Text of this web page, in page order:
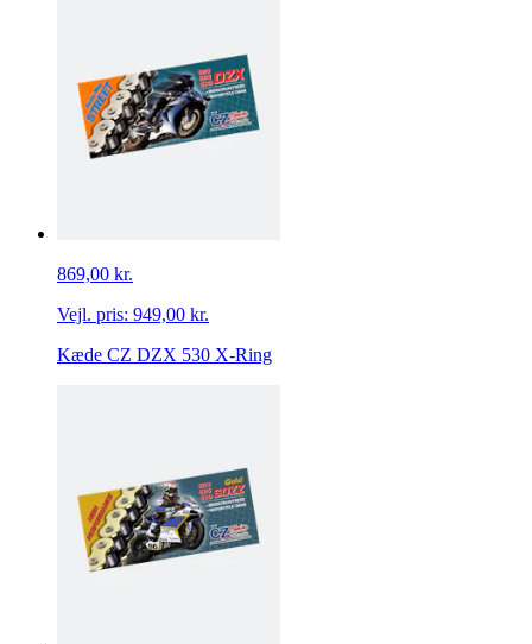
869,00 kr.
Vejl. pris: 949,00 kr.
Kæde CZ DZX 530 X-Ring